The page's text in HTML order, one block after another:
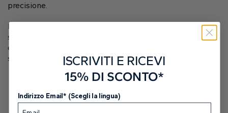
precisione.
Riceverai il tuo anello fatto a mano nella nostra esclusiva
scatola blu con cielo stellato, accompagnato dal
certificato di autenticità diamanti GIA o IGI e da gadget
selezionati, pronto per il tuo momento speciale.
ISCRIVITI E RICEVI
15% DI SCONTO*
Indirizzo Email* (Scegli la lingua)